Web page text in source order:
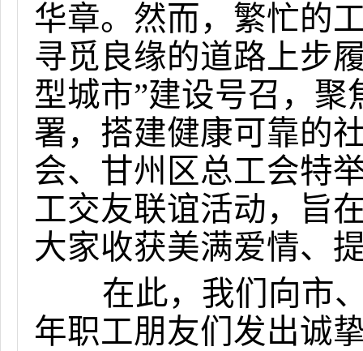
华章。然而，繁忙的
寻觅良缘的道路上步
型城市”建设号召，聚
署，搭建健康可靠的
会、甘州区总工会特
工交友联谊活动，旨
大家收获美满爱情、
在此，我们向市、
年职工朋友们发出诚